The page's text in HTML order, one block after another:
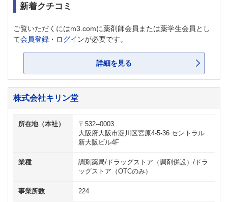
新着クチコミ
ご覧いただくにはm3.comに薬剤師会員または薬学生会員とし
て会員登録・ログインが必要です。
詳細を見る
株式会社キリン堂
所在地（本社）
〒532--0003
大阪府大阪市淀川区宮原4-5-36 セントラル
新大阪ビル4F
業種
調剤薬局/ドラッグストア（調剤併設）/ドラ
ッグストア（OTCのみ）
事業所数 224